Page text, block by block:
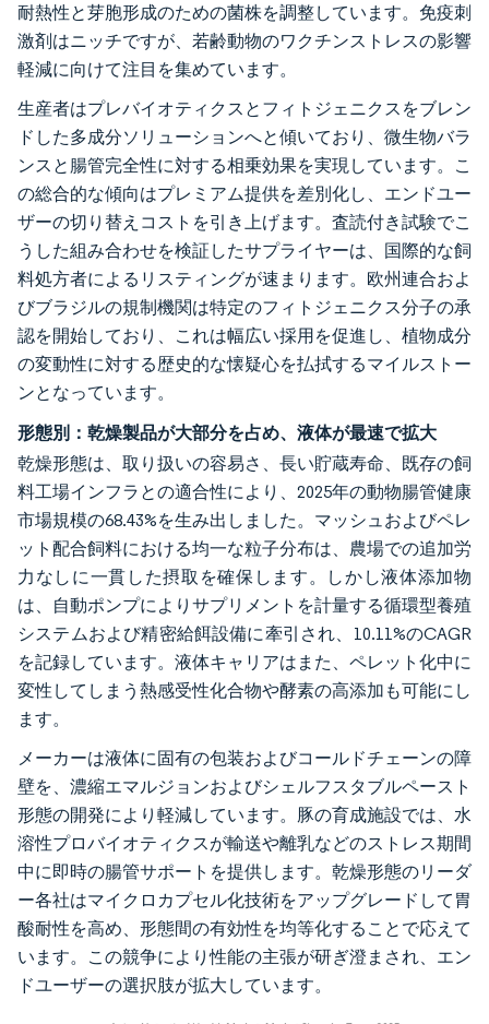
耐熱性と芽胞形成のための菌株を調整しています。免疫刺
激剤はニッチですが、若齢動物のワクチンストレスの影響
軽減に向けて注目を集めています。
生産者はプレバイオティクスとフィトジェニクスをブレン
ドした多成分ソリューションへと傾いており、微生物バラ
ンスと腸管完全性に対する相乗効果を実現しています。こ
の総合的な傾向はプレミアム提供を差別化し、エンドユー
ザーの切り替えコストを引き上げます。査読付き試験でこ
うした組み合わせを検証したサプライヤーは、国際的な飼
料処方者によるリスティングが速まります。欧州連合およ
びブラジルの規制機関は特定のフィトジェニクス分子の承
認を開始しており、これは幅広い採用を促進し、植物成分
の変動性に対する歴史的な懐疑心を払拭するマイルストー
ンとなっています。
形態別：乾燥製品が大部分を占め、液体が最速で拡大
乾燥形態は、取り扱いの容易さ、長い貯蔵寿命、既存の飼
料工場インフラとの適合性により、2025年の動物腸管健康
市場規模の68.43%を生み出しました。マッシュおよびペレ
ット配合飼料における均一な粒子分布は、農場での追加労
力なしに一貫した摂取を確保します。しかし液体添加物
は、自動ポンプによりサプリメントを計量する循環型養殖
システムおよび精密給餌設備に牽引され、10.11%のCAGR
を記録しています。液体キャリアはまた、ペレット化中に
変性してしまう熱感受性化合物や酵素の高添加も可能にし
ます。
メーカーは液体に固有の包装およびコールドチェーンの障
壁を、濃縮エマルジョンおよびシェルフスタブルペースト
形態の開発により軽減しています。豚の育成施設では、水
溶性プロバイオティクスが輸送や離乳などのストレス期間
中に即時の腸管サポートを提供します。乾燥形態のリーダ
ー各社はマイクロカプセル化技術をアップグレードして胃
酸耐性を高め、形態間の有効性を均等化することで応えて
います。この競争により性能の主張が研ぎ澄まされ、エン
ドユーザーの選択肢が拡大しています。